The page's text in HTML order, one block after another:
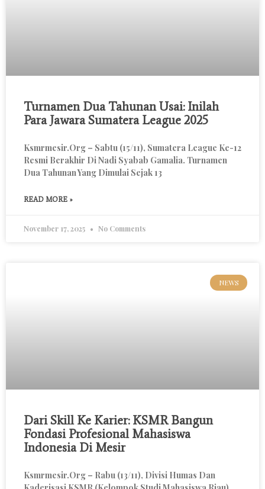
Turnamen Dua Tahunan Usai: Inilah
Para Jawara Sumatera League 2025
Ksmrmesir.org – Sabtu (15/11), Sumatera League Ke-12
Resmi Berakhir Di Nadi Syabab Gamalia. Turnamen
Dua Tahunan Yang Dimulai Sejak 13
READ MORE »
November 17, 2025 No Comments
NEWS
Dari Skill Ke Karier: KSMR Bangun
Fondasi Profesional Mahasiswa
Indonesia Di Mesir
Ksmrmesir.org – Rabu (13/11), Divisi Humas Dan